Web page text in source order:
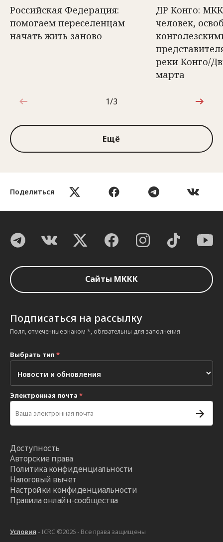
Поделиться
Российская Федерация:
помогаем переселенцам
начать жить заново
ДР Конго:
человек,
реки Конго/
марта
1 из 3
1/3
Ещё
Сайты МККК
Подписаться на рассылку
Поля, отмеченные знаком *, обязательны для заполнения
Выбрать тип *
Электронная почта *
Доступность
Авторские права
Политика конфиденциальности
Налоговый вычет
Настройки конфиденциальности
Правила онлайн-сообщества
Условия - ICRC ©2026 - Все права защищены